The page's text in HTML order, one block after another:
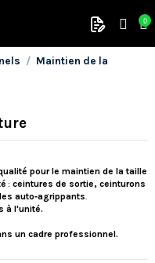
0
Maintien de la
pour le maintien de la taille
: ceintures de sortie, ceinturons
auto‑agrippants.
à l'unité.
un cadre professionnel.